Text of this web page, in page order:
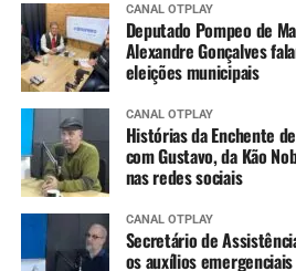
CANAL OTPLAY
Deputado Pompeo de
Alexandre Gonçalves
eleições municipais
CANAL OTPLAY
Histórias da Enchente
com Gustavo, da Kão
nas redes sociais
CANAL OTPLAY
Secretário de
os auxílios